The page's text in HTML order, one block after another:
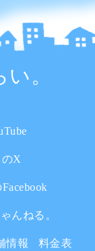
。
X
んねる。
情報 料金表